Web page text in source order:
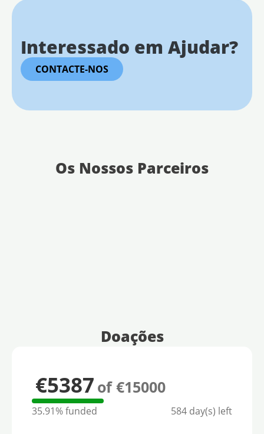
Interessado em Ajudar?
CONTACTE-NOS
Os Nossos Parceiros
Doações
€5387 of €15000
35.91% funded 584 day(s) left